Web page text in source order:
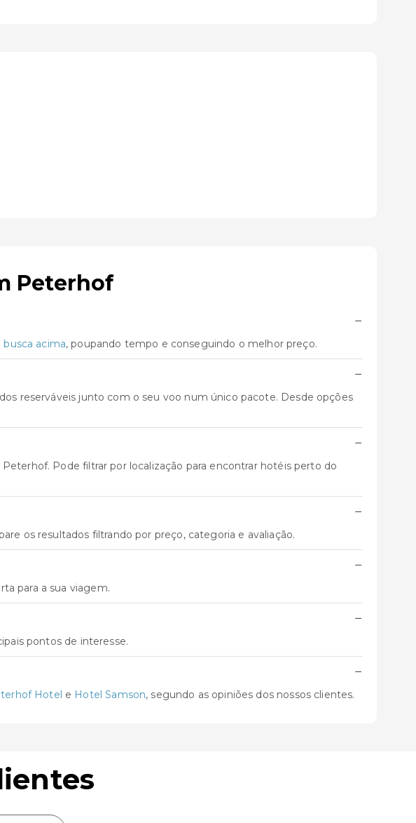
Peterhof
−
acima, poupando tempo e conseguindo o melhor preço.
−
reserváveis junto com o seu voo num único pacote. Desde opções
−
Pode filtrar por localização para encontrar hotéis perto do
−
os resultados filtrando por preço, categoria e avaliação.
−
para a sua viagem.
−
pontos de interesse.
−
Hotel e Hotel Samson, segundo as opiniões dos nossos clientes.